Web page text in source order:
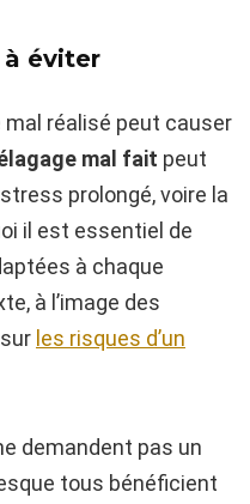
à éviter
mal réalisé peut causer
mal fait peut
prolongé, voire la
il est essentiel de
à chaque
à l’image des
les risques d’un
demandent pas un
tous bénéficient